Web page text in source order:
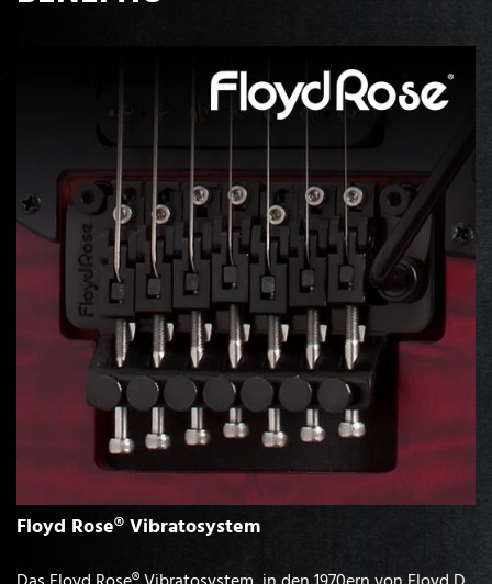
Floyd Rose® Vibratosystem